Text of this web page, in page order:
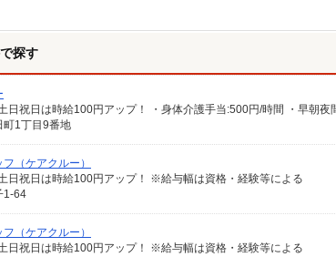
探す
町1丁目9番地
（ケアクルー）
日祝日は時給100円アップ！ ※給与幅は資格・経験等による
1-64
（ケアクルー）
日祝日は時給100円アップ！ ※給与幅は資格・経験等による